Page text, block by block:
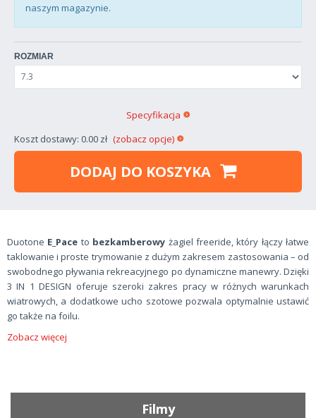
naszym magazynie.
ROZMIAR
Koszt dostawy: 0.00 zł (zobacz opcje)
Specyfikacja
DODAJ DO KOSZYKA
Duotone E_Pace to bezkamberowy żagiel freeride, który łączy łatwe
taklowanie i proste trymowanie z dużym zakresem zastosowania – od
swobodnego pływania rekreacyjnego po dynamiczne manewry. Dzięki
3 IN 1 DESIGN oferuje szeroki zakres pracy w różnych warunkach
wiatrowych, a dodatkowe ucho szotowe pozwala optymalnie ustawić
go także na foilu.
Zobacz więcej
Filmy